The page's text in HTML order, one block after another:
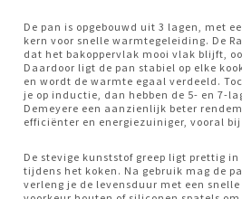
De pan is opgebouwd uit 3 lagen, met
kern voor snelle warmtegeleiding. De
dat het bakoppervlak mooi vlak blijft,
Daardoor ligt de pan stabiel op elke
en wordt de warmte egaal verdeeld.
je op inductie, dan hebben de 5- en 7-
Demeyere een aanzienlijk beter
efficiënter en energiezuiniger, vooral
De stevige kunststof greep ligt prettig
tijdens het koken. Na gebruik mag de
verleng je de levensduur met een